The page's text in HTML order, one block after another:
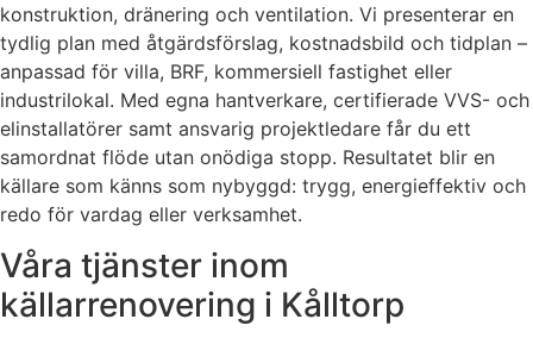
konstruktion, dränering och ventilation. Vi presenterar en
tydlig plan med åtgärdsförslag, kostnadsbild och tidplan –
anpassad för villa, BRF, kommersiell fastighet eller
industrilokal. Med egna hantverkare, certifierade VVS- och
elinstallatörer samt ansvarig projektledare får du ett
samordnat flöde utan onödiga stopp. Resultatet blir en
källare som känns som nybyggd: trygg, energieffektiv och
redo för vardag eller verksamhet.
Våra tjänster inom
källarrenovering i Kålltorp